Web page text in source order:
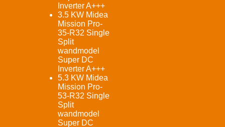
Inverter A+++
3.5 KW Midea
Mission Pro-
35-R32 Single
Split
wandmodel
Super DC
Inverter A+++
5.3 KW Midea
Mission Pro-
53-R32 Single
Split
wandmodel
Super DC